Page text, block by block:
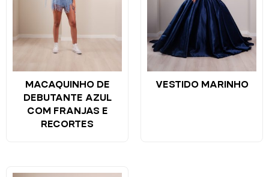
MACAQUINHO DE
DEBUTANTE AZUL
COM FRANJAS E
RECORTES
VESTIDO MARINHO